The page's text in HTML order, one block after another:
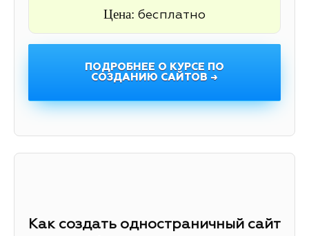
Цена: бесплатно
ПОДРОБНЕЕ О КУРСЕ ПО
СОЗДАНИЮ САЙТОВ →
Как создать одностраничный сайт